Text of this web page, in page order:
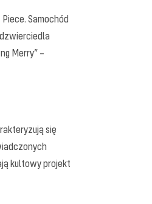
Samochód
Merry” –
się
kultowy projekt